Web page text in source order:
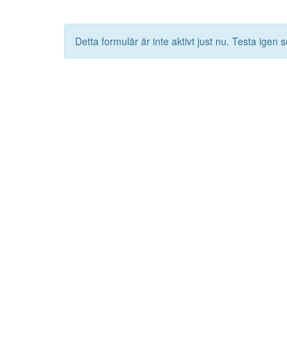
Detta formulär är inte aktivt just nu. Testa igen